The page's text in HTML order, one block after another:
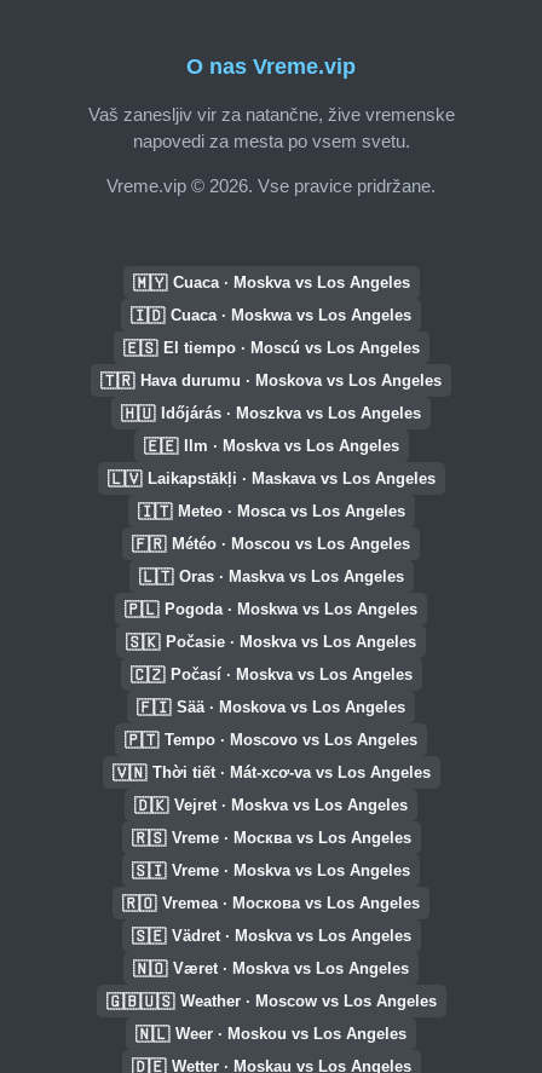
O nas Vreme.vip
Vaš zanesljiv vir za natančne, žive vremenske
napovedi za mesta po vsem svetu.
Vreme.vip © 2026. Vse pravice pridržane.
🇲🇾 Cuaca · Moskva vs Los Angeles
🇮🇩 Cuaca · Moskwa vs Los Angeles
🇪🇸 El tiempo · Moscú vs Los Angeles
🇹🇷 Hava durumu · Moskova vs Los Angeles
🇭🇺 Időjárás · Moszkva vs Los Angeles
🇪🇪 Ilm · Moskva vs Los Angeles
🇱🇻 Laikapstākļi · Maskava vs Los Angeles
🇮🇹 Meteo · Mosca vs Los Angeles
🇫🇷 Météo · Moscou vs Los Angeles
🇱🇹 Oras · Maskva vs Los Angeles
🇵🇱 Pogoda · Moskwa vs Los Angeles
🇸🇰 Počasie · Moskva vs Los Angeles
🇨🇿 Počasí · Moskva vs Los Angeles
🇫🇮 Sää · Moskova vs Los Angeles
🇵🇹 Tempo · Moscovo vs Los Angeles
🇻🇳 Thời tiết · Mát-xcơ-va vs Los Angeles
🇩🇰 Vejret · Moskva vs Los Angeles
🇷🇸 Vreme · Москва vs Los Angeles
🇸🇮 Vreme · Moskva vs Los Angeles
🇷🇴 Vremea · Москова vs Los Angeles
🇸🇪 Vädret · Moskva vs Los Angeles
🇳🇴 Været · Moskva vs Los Angeles
🇬🇧🇺🇸 Weather · Moscow vs Los Angeles
🇳🇱 Weer · Moskou vs Los Angeles
🇩🇪 Wetter · Moskau vs Los Angeles